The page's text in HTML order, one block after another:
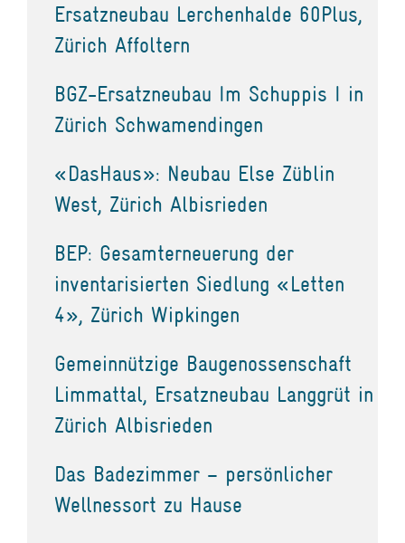
Ersatzneubau Lerchenhalde 60Plus,
Zürich Affoltern
BGZ-Ersatzneubau Im Schuppis I in
Zürich Schwamendingen
«DasHaus»: Neubau Else Züblin
West, Zürich Albisrieden
BEP: Gesamterneuerung der
inventarisierten Siedlung «Letten
4», Zürich Wipkingen
Gemeinnützige Baugenossenschaft
Limmattal, Ersatzneubau Langgrüt in
Zürich Albisrieden
Das Badezimmer – persönlicher
Wellnessort zu Hause